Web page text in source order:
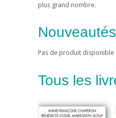
plus grand nombre.
Nouveautés
Pas de produit disponible
Tous les